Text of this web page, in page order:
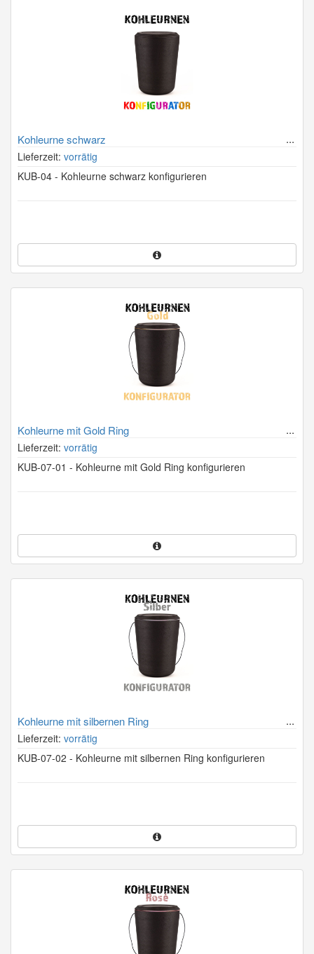
Kohleurne schwarz
Lieferzeit: vorrätig
KUB-04 - Kohleurne schwarz konfigurieren
Kohleurne mit Gold Ring
Lieferzeit: vorrätig
KUB-07-01 - Kohleurne mit Gold Ring konfigurieren
Kohleurne mit silbernen Ring
Lieferzeit: vorrätig
KUB-07-02 - Kohleurne mit silbernen Ring konfigurieren